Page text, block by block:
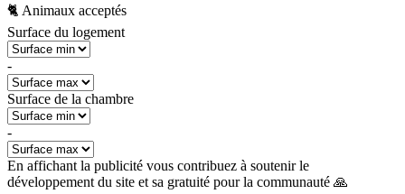
🐈 Animaux acceptés
Surface du logement
-
Surface de la chambre
-
En affichant la publicité vous contribuez à soutenir le
développement du site et sa gratuité pour la communauté 🙏